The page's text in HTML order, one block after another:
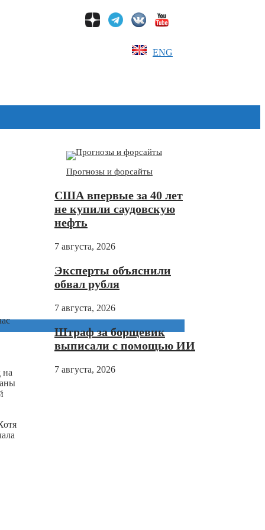
ENG
на
Прогнозы и форсайты
США впервые за 40 лет
не купили саудовскую
нефть
7 августа, 2026
Эксперты объяснили
обвал рубля
7 августа, 2026
Штраф за борщевик
выписали с помощью ИИ
7 августа, 2026